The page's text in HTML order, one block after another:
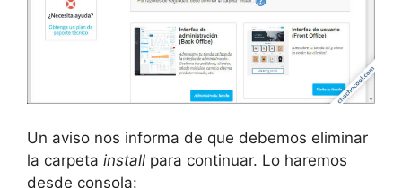
Un aviso nos informa de que debemos eliminar
la carpeta install para continuar. Lo haremos
desde consola: